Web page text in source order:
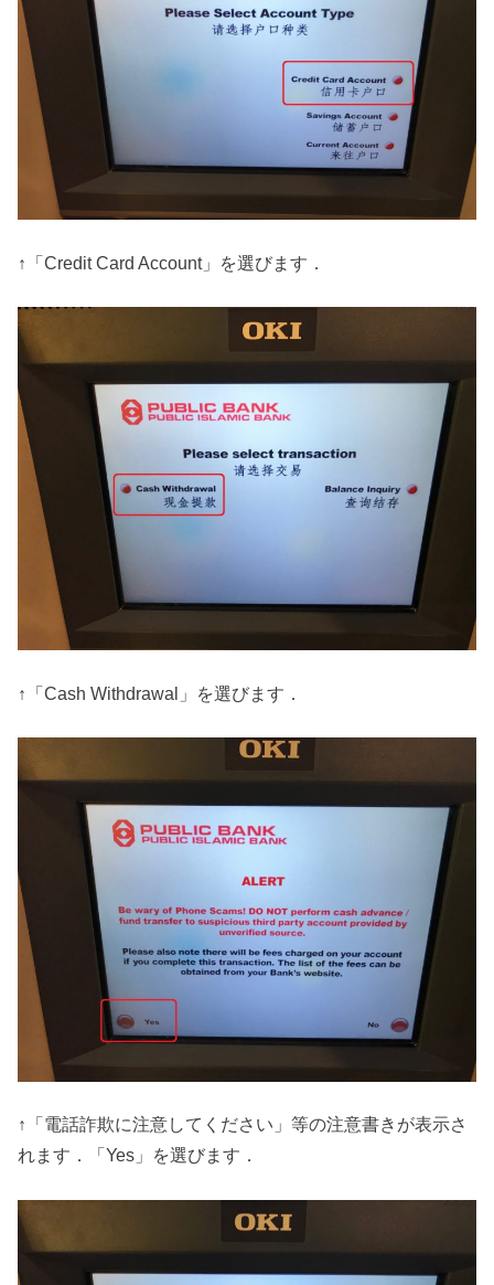
↑「Credit Card Account」を選びます．
↑「Cash Withdrawal」を選びます．
↑「電話詐欺に注意してください」等の注意書きが表示さ
れます．「Yes」を選びます．